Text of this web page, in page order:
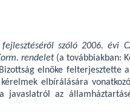
szóló 2006. évi
rendelet (a továbbiakban:
elnöke felterjesztette
elbírálására
javaslatról az